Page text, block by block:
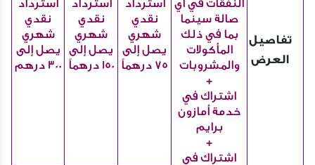
تفاصيل
العرض
النفقات في أي
صالة سينما
بما في ذلك
المأكولات
والمشروبات
+
اشتراك في
خدمة أمازون
برايم
+
اشتراك في
استرداد
نقدي
شهري
يصل إلى
75 درهماً
استرداد
نقدي
شهري
يصل إلى
150 درهماً
استرداد
نقدي
شهري
يصل إلى
300 درهم